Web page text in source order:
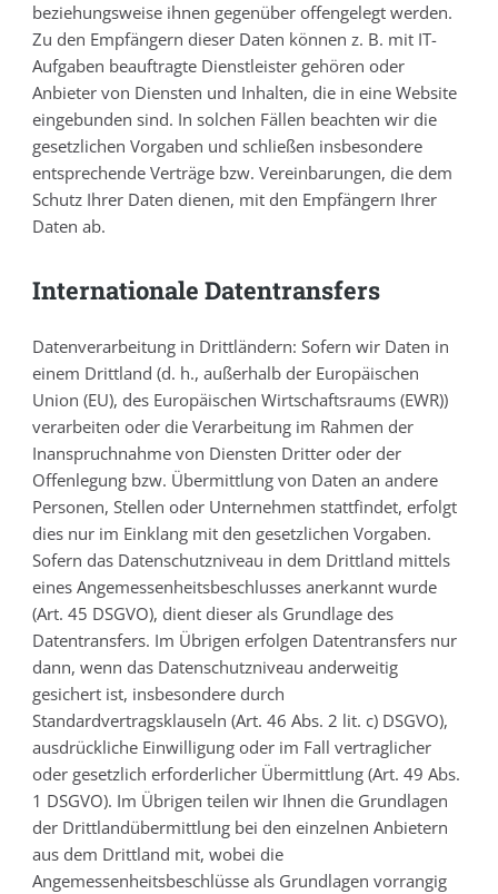
beziehungsweise ihnen gegenüber offengelegt werden.
Zu den Empfängern dieser Daten können z. B. mit IT-
Aufgaben beauftragte Dienstleister gehören oder
Anbieter von Diensten und Inhalten, die in eine Website
eingebunden sind. In solchen Fällen beachten wir die
gesetzlichen Vorgaben und schließen insbesondere
entsprechende Verträge bzw. Vereinbarungen, die dem
Schutz Ihrer Daten dienen, mit den Empfängern Ihrer
Daten ab.
Internationale Datentransfers
Datenverarbeitung in Drittländern: Sofern wir Daten in
einem Drittland (d. h., außerhalb der Europäischen
Union (EU), des Europäischen Wirtschaftsraums (EWR))
verarbeiten oder die Verarbeitung im Rahmen der
Inanspruchnahme von Diensten Dritter oder der
Offenlegung bzw. Übermittlung von Daten an andere
Personen, Stellen oder Unternehmen stattfindet, erfolgt
dies nur im Einklang mit den gesetzlichen Vorgaben.
Sofern das Datenschutzniveau in dem Drittland mittels
eines Angemessenheitsbeschlusses anerkannt wurde
(Art. 45 DSGVO), dient dieser als Grundlage des
Datentransfers. Im Übrigen erfolgen Datentransfers nur
dann, wenn das Datenschutzniveau anderweitig
gesichert ist, insbesondere durch
Standardvertragsklauseln (Art. 46 Abs. 2 lit. c) DSGVO),
ausdrückliche Einwilligung oder im Fall vertraglicher
oder gesetzlich erforderlicher Übermittlung (Art. 49 Abs.
1 DSGVO). Im Übrigen teilen wir Ihnen die Grundlagen
der Drittlandübermittlung bei den einzelnen Anbietern
aus dem Drittland mit, wobei die
Angemessenheitsbeschlüsse als Grundlagen vorrangig